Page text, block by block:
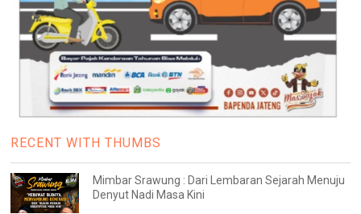
RECENT WITH THUMBS
Mimbar Srawung : Dari Lembaran Sejarah Menuju
Denyut Nadi Masa Kini